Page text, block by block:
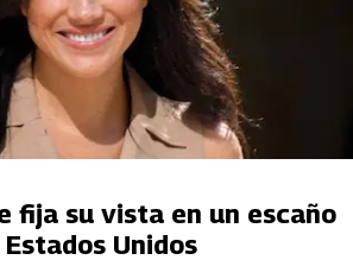
fija su vista en un escaño
Unidos